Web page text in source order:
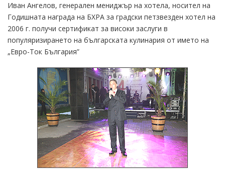
Иван Ангелов, генерален мениджър на хотела, носител на
Годишната награда на БХРА за градски петзвезден хотел на
2006 г. получи сертификат за високи заслуги в
популяризирането на българската кулинария от името на
„Евро-Ток България”